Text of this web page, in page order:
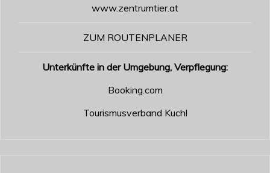
www.zentrumtier.at
ZUM ROUTENPLANER
Unterkünfte in der Umgebung, Verpflegung:
Booking.com
Tourismusverband Kuchl